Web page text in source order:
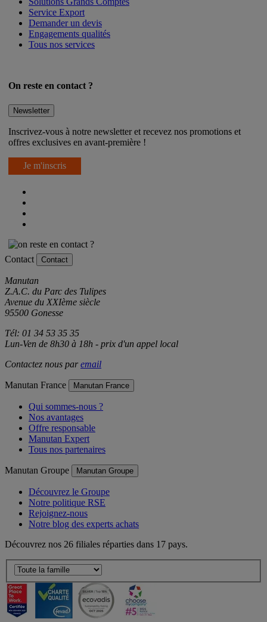
Service Export
Demander un devis
Engagements qualités
Tous nos services
On reste en contact ?
Newsletter
Inscrivez-vous à notre newsletter et recevez nos promotions et
offres exclusives en avant-première !
Je m'inscris
Contact Contact
Manutan
Z.A.C. du Parc des Tulipes
Avenue du XXIème siècle
95500 Gonesse
Tél: 01 34 53 35 35
Lun-Ven de 8h30 à 18h - prix d'un appel local
Contactez nous paremail
Manutan France Manutan France
Qui sommes-nous ?
Nos avantages
Offre responsable
Manutan Expert
Tous nos partenaires
Manutan Groupe Manutan Groupe
Découvrez le Groupe
Notre politique RSE
Rejoignez-nous
Notre blog des experts achats
Découvrez nos 26 filiales réparties dans 17 pays.